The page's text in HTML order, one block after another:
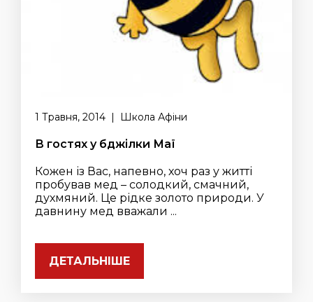
1 Травня, 2014 | Школа Афіни
В гостях у бджілки Маї
Кожен із Вас, напевно, хоч раз у житті
пробував мед – солодкий, смачний,
духмяний. Це рідке золото природи. У
давнину мед вважали ...
ДЕТАЛЬНІШЕ